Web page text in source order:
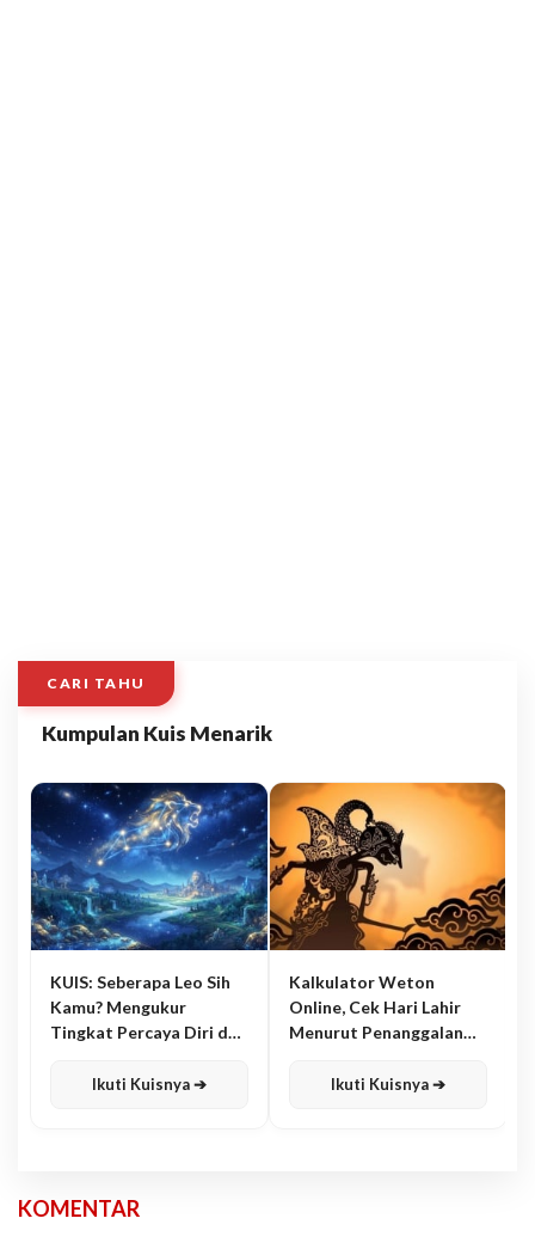
CARI TAHU
Kumpulan Kuis Menarik
KUIS: Seberapa Leo Sih
Kamu? Mengukur
Tingkat Percaya Diri dan
Ikuti Kuisnya ➔
Kalkulator Weton
Online, Cek Hari Lahir
Menurut Penanggalan
Ikuti Kuisnya ➔
KOMENTAR